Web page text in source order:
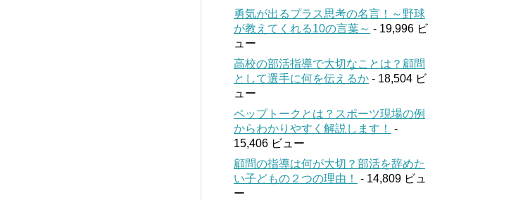
勇気が出るプラス思考の名言！～野球
が教えてくれる10の言葉～ - 19,996 ビ
ュー
高校の部活指導で大切なことは？顧問
として選手に何を伝えるか - 18,504 ビ
ュー
ペップトークとは？スポーツ現場の例
からわかりやすく解説します！
-
15,406 ビュー
顧問の指導は何が大切？部活を辞めた
い子どもの２つの理由！
- 14,809 ビュ
ー